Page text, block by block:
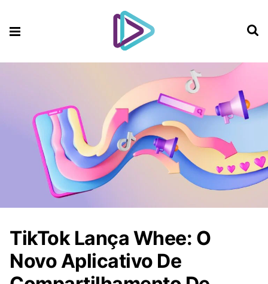
TikTok Lança Whee: O
Novo Aplicativo De